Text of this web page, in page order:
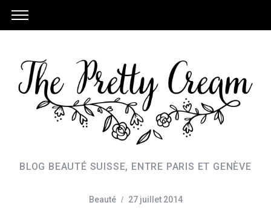
BLOG BEAUTÉ SUISSE, ENTRE PARIS ET GENÈVE
Beauté 27 juillet 2014